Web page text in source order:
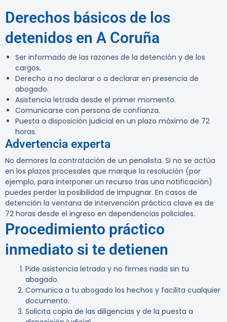
Derechos básicos de los
detenidos en A Coruña
Ser informado de las razones de la detención y de los
cargos.
Derecho a no declarar o a declarar en presencia de
abogado.
Asistencia letrada desde el primer momento.
Comunicarse con persona de confianza.
Puesta a disposición judicial en un plazo máximo de 72
horas.
Advertencia experta
No demores la contratación de un penalista. Si no se actúa
en los plazos procesales que marque la resolución (por
ejemplo, para interponer un recurso tras una notificación)
puedes perder la posibilidad de impugnar. En casos de
detención la ventana de intervención práctica clave es de
72 horas desde el ingreso en dependencias policiales.
Procedimiento práctico
inmediato si te detienen
Pide asistencia letrada y no firmes nada sin tu
abogado.
Comunica a tu abogado los hechos y facilita cualquier
documento.
Solicita copia de las diligencias y de la puesta a